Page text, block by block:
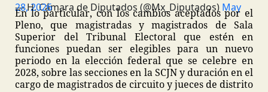
— H. Cámara de Diputados (@Mx_Diputados)
May 28, 2026
En lo particular, con los cambios aceptados por el
Pleno, que magistradas y magistrados de Sala
Superior del Tribunal Electoral que estén en
funciones puedan ser elegibles para un nuevo
periodo en la elección federal que se celebre en
2028, sobre las secciones en la SCJN y duración en el
cargo de magistrados de circuito y jueces de distrito